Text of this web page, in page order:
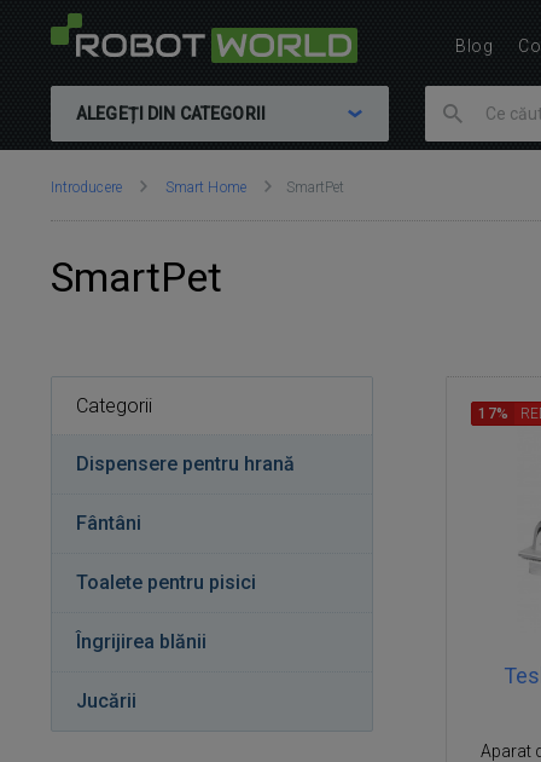
ALEGEȚI DIN CATEGORII
Vă
Introducere Smart Home SmartPet
SmartPet
Aparat
17%
Categorii
Dispensere pentru hrană
Fântâni
Toalete pentru pisici
Îngrijirea blănii
Jucării
Blog